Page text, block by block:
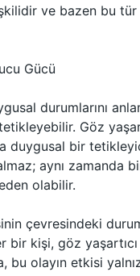
ve bazen bu
Gücü
durumlarını
Göz
duygusal bir
aynı
olabilir.
çevresindeki
kişi, göz
bu olayın etkisi